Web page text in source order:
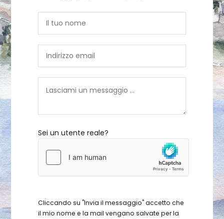
Sei un utente reale?
Cliccando su "Invia il messaggio" accetto che
il mio nome e la mail vengano salvate per la